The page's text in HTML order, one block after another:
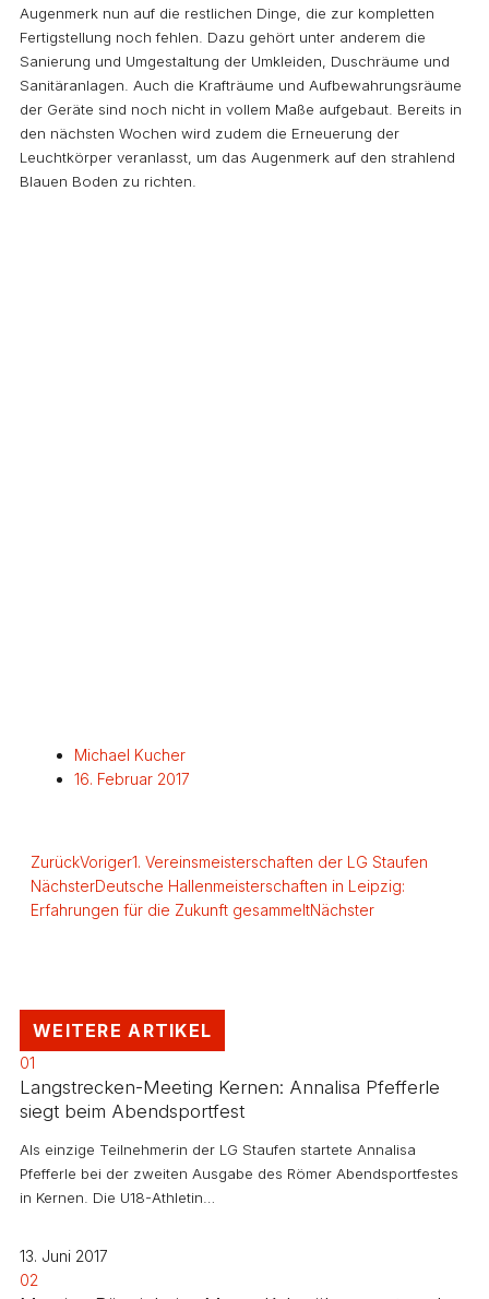
Augenmerk nun auf die restlichen Dinge, die zur kompletten
Fertigstellung noch fehlen. Dazu gehört unter anderem die
Sanierung und Umgestaltung der Umkleiden, Duschräume und
Sanitäranlagen. Auch die Krafträume und Aufbewahrungsräume
der Geräte sind noch nicht in vollem Maße aufgebaut. Bereits in
den nächsten Wochen wird zudem die Erneuerung der
Leuchtkörper veranlasst, um das Augenmerk auf den strahlend
Blauen Boden zu richten.
Michael Kucher
16. Februar 2017
ZurückVoriger1. Vereinsmeisterschaften der LG Staufen
NächsterDeutsche Hallenmeisterschaften in Leipzig:
Erfahrungen für die Zukunft gesammeltNächster
WEITERE ARTIKEL
01
Langstrecken-Meeting Kernen: Annalisa Pfefferle
siegt beim Abendsportfest
Als einzige Teilnehmerin der LG Staufen startete Annalisa
Pfefferle bei der zweiten Ausgabe des Römer Abendsportfestes
in Kernen. Die U18-Athletin…
13. Juni 2017
02